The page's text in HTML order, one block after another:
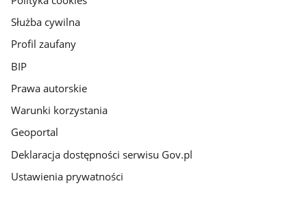
Służba cywilna
Profil zaufany
BIP
Prawa autorskie
Warunki korzystania
Geoportal
Deklaracja dostępności serwisu Gov.pl
Ustawienia prywatności